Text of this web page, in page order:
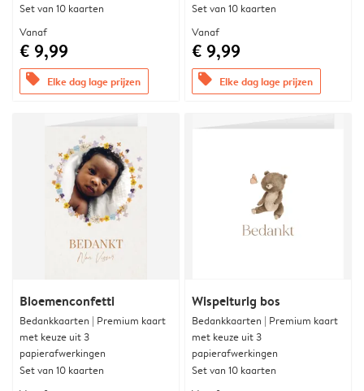
Set van 10 kaarten
Vanaf
€ 9,99
offers Elke dag lage prijzen
Set van 10 kaarten
Vanaf
€ 9,99
offers Elke dag lage prijzen
Bloemenconfetti
Bedankkaarten | Premium kaart
met keuze uit 3
papierafwerkingen
Set van 10 kaarten
Wispelturig bos
Bedankkaarten | Premium kaart
met keuze uit 3
papierafwerkingen
Set van 10 kaarten